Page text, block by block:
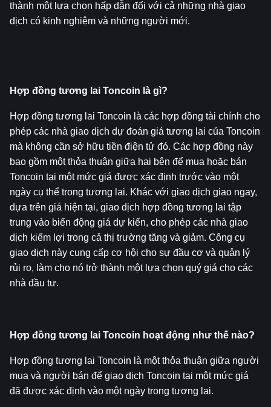
thành một lựa chọn hấp dẫn đối với cả những nhà giao
dịch có kinh nghiệm và những người mới.
Hợp đồng tương lai Toncoin là gì?
Hợp đồng tương lai Toncoin là các hợp đồng tài chính cho
phép các nhà giao dịch dự đoán giá tương lai của Toncoin
mà không cần sở hữu tiền điện tử đó. Các hợp đồng này
bao gồm một thỏa thuận giữa hai bên để mua hoặc bán
Toncoin tại một mức giá được xác định trước vào một
ngày cụ thể trong tương lai. Khác với giao dịch giao ngay,
dựa trên giá hiện tại, giao dịch hợp đồng tương lai tập
trung vào biến động giá dự kiến, cho phép các nhà giao
dịch kiếm lợi trong cả thị trường tăng và giảm. Công cụ
giao dịch này cung cấp cơ hội cho sự đầu cơ và quản lý
rủi ro, làm cho nó trở thành một lựa chọn quý giá cho các
nhà đầu tư.
Hợp đồng tương lai Toncoin hoạt động như thế nào?
Hợp đồng tương lai Toncoin là một thỏa thuận giữa người
mua và người bán để giao dịch Toncoin tại một mức giá
đã được xác định vào một ngày trong tương lai.